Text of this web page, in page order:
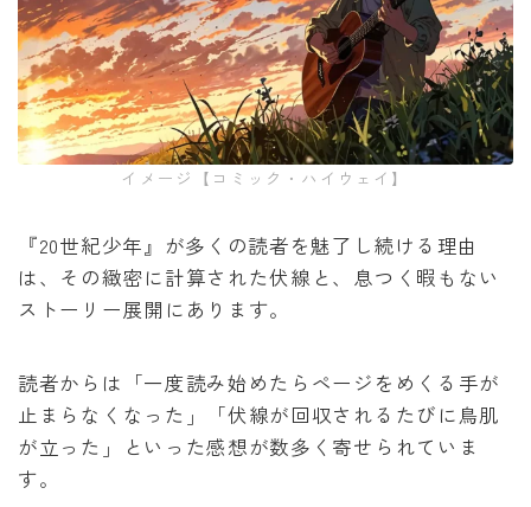
イメージ【コミック・ハイウェイ】
『20世紀少年』が多くの読者を魅了し続ける理由
は、その緻密に計算された伏線と、息つく暇もない
ストーリー展開にあります。
読者からは「一度読み始めたらページをめくる手が
止まらなくなった」「伏線が回収されるたびに鳥肌
が立った」といった感想が数多く寄せられていま
す。